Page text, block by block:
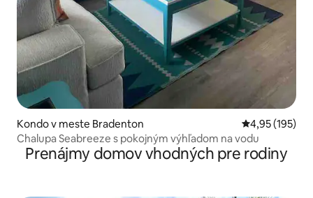
Kondo v meste Bradenton Priemerné
4,95 (195)
Chalupa Seabreeze s pokojným výhľadom na vodu
Prenájmy domov vhodných pre rodiny